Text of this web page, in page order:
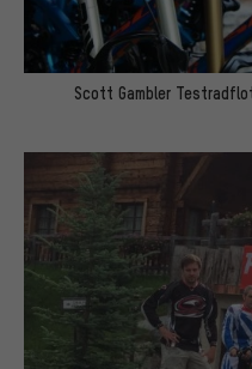
Scott Gambler